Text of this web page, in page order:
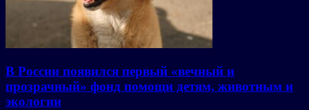
В России появился первый «вечный и
прозрачный» фонд помощи детям, животным и
экологии